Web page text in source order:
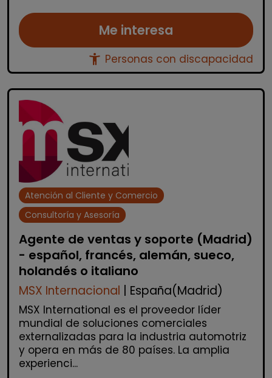
Me interesa
accessibility_new Personas con discapacidad
Atención al Cliente y Comercio
Consultoría y Asesoría
Agente de ventas y soporte (Madrid)
- español, francés, alemán, sueco,
holandés o italiano
MSX Internacional | España(Madrid)
MSX International es el proveedor líder
mundial de soluciones comerciales
externalizadas para la industria automotriz
y opera en más de 80 países. La amplia
experienci...